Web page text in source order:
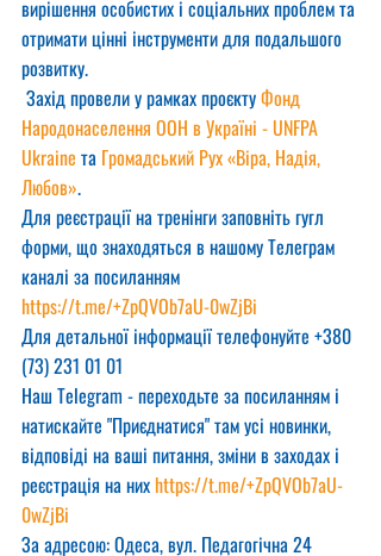
вирішення особистих і соціальних проблем та
отримати цінні інструменти для подальшого
розвитку.
Захід провели у рамках проєкту Фонд
Народонаселення ООН в Україні - UNFPA
Ukraine та Громадський Рух «Віра, Надія,
Любов».
Для реєстрації на тренінги заповніть гугл
форми, що знаходяться в нашому Телеграм
каналі за посиланням
https://t.me/+ZpQVOb7aU-0wZjBi
Для детальної інформації телефонуйте +380
(73) 231 01 01
Наш Telegram - переходьте за посиланням і
натискайте "Приєднатися" там усі новинки,
відповіді на ваші питання, зміни в заходах і
реєстрація на них https://t.me/+ZpQVOb7aU-
0wZjBi
За адресою: Одеса, вул. Педагогічна 24